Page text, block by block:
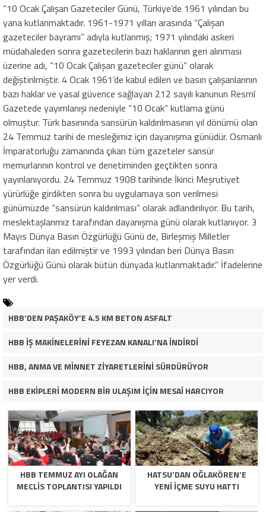
“10 Ocak Çalışan Gazeteciler Günü, Türkiye’de 1961 yılından bu
yana kutlanmaktadır. 1961-1971 yılları arasında “Çalışan
gazeteciler bayramı” adıyla kutlanmış; 1971 yılındaki askeri
müdahaleden sonra gazetecilerin bazı haklarının geri alınması
üzerine adı, “10 Ocak Çalışan gazeteciler günü” olarak
değiştirilmiştir. 4 Ocak 1961’de kabul edilen ve basın çalışanlarının
bazı haklar ve yasal güvence sağlayan 212 sayılı kanunun Resmî
Gazetede yayımlanışı nedeniyle “10 Ocak” kutlama günü
olmuştur. Türk basınında sansürün kaldırılmasının yıl dönümü olan
24 Temmuz tarihi de mesleğimiz için dayanışma günüdür. Osmanlı
İmparatorluğu zamanında çıkan tüm gazeteler sansür
memurlarının kontrol ve denetiminden geçtikten sonra
yayınlanıyordu. 24 Temmuz 1908 tarihinde İkinci Meşrutiyet
yürürlüğe girdikten sonra bu uygulamaya son verilmesi
günümüzde “sansürün kaldırılması” olarak adlandırılıyor. Bu tarih,
meslektaşlarımız tarafından dayanışma günü olarak kutlanıyor. 3
Mayıs Dünya Basın Özgürlüğü Günü de, Birleşmiş Milletler
tarafından ilan edilmiştir ve 1993 yılından beri Dünya Basın
Özgürlüğü Günü olarak bütün dünyada kutlanmaktadır.” İfadelerine
yer verdi.
HBB’DEN PAŞAKÖY’E 4.5 KM BETON ASFALT
HBB İŞ MAKİNELERİNİ FEYEZAN KANALI’NA İNDİRDİ
HBB, ANMA VE MİNNET ZİYARETLERİNİ SÜRDÜRÜYOR
HBB EKİPLERİ MODERN BİR ULAŞIM İÇİN MESAİ HARCIYOR
HBB TEMMUZ AYI OLAĞAN
MECLİS TOPLANTISI YAPILDI
HATSU’DAN OĞLAKÖREN’E
YENİ İÇME SUYU HATTI